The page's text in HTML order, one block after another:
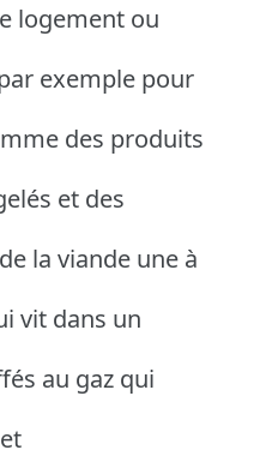
logement ou
exemple pour
des produits
et des
la viande une à
vit dans un
au gaz qui